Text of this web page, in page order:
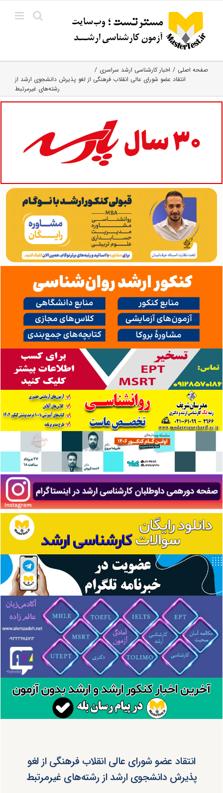
content
صفحه اصلی
اخبار کارشناسی ارشد سراسری
انتقاد عضو شورای عالی انقلاب فرهنگی از لغو پذیرش دانشجوی ارشد از
رشته‌های غیرمرتبط
انتقاد عضو شورای عالی انقلاب فرهنگی از لغو
پذیرش دانشجوی ارشد از رشته‌های غیرمرتبط